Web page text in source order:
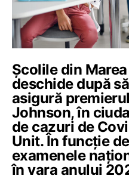
Școlile din
deschide după
asigură
Johnson, în
de cazuri de
Unit. În funcție
examenele
în vara anului